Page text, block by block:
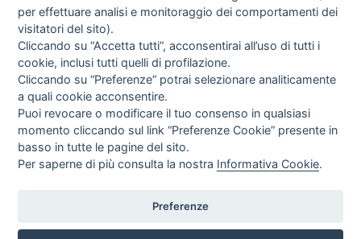
nomi di società, marchi, prodotti cui si fa riferimento in questo sito sono
utilizzati solo a scopo identificativo e sono marchi registrati dei rispettivi
proprietari.
Tutti i prodotti esposti su questo sito ed aventi l materiali ed accessori per
apparecchiature elettromedicali - dispositivi medici nonchè tutti i contenuti del
sito www.nesmed.it ( testi, immagini, foto, disegni, allegati, descrizioni) non
hanno carattere nè natura di pubblicità. Tutti i contenuti devono intendersi e
sono di natura esclusivamente informativa e volti esclusivamente a portare a
conoscenza dei clienti o dei potenziali clienti in fase di pre-acquisto i prodotti
venduti da Nesmed S.r.l. attraverso la rete. Nessun contenuto delle pagine del
sito deve essere inteso come materiale pubblicitario , teso ad influenzare in
qualsivoglia maniera una decisione di acquisto. Quanto sopra a tutela degli
utilizzatori - clienti secondo la vigente normativa in merito. Ogni eventuale
informazione in merito può essere richiesta scrivendo a:
info@nesmed.it
ITALIA | + 39 06 58335686 | P.I. & C.F 12357861009 | TUTTI I DIRITTI
RISERVATI
per effettuare analisi e monitoraggio dei comportamenti dei
visitatori del sito).
Cliccando su “Accetta tutti”, acconsentirai all’uso di tutti i
cookie, inclusi tutti quelli di profilazione.
Cliccando su “Preferenze” potrai selezionare analiticamente
a quali cookie acconsentire.
Puoi revocare o modificare il tuo consenso in qualsiasi
momento cliccando sul link “Preferenze Cookie” presente in
basso in tutte le pagine del sito.
Per saperne di più consulta la nostra Informativa Cookie.
Preferenze